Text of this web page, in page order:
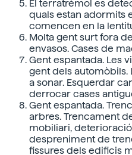
El terratrèmol es
quals estan adormits
comencen en la
Molta gent surt fora
envasos. Cases de
Gent espantada. Les
gent dels
a sonar. Esquerdar
derrocar cases
Gent espantada.
arbres. Trencament
mobiliari,
despreniment de
fissures dels edificis